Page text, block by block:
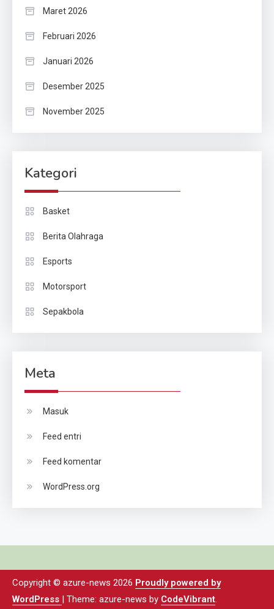
Maret 2026
Februari 2026
Januari 2026
Desember 2025
November 2025
Kategori
Basket
Berita Olahraga
Esports
Motorsport
Sepakbola
Meta
Masuk
Feed entri
Feed komentar
WordPress.org
Copyright © azure-news 2026 Proudly powered by
WordPress | Theme: azure-news by CodeVibrant